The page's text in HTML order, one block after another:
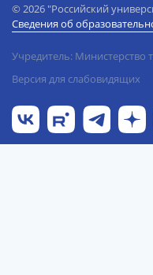
© 2026 "Российский
Сведения об
Учредитель: Министерство
Версия для слабовидящих